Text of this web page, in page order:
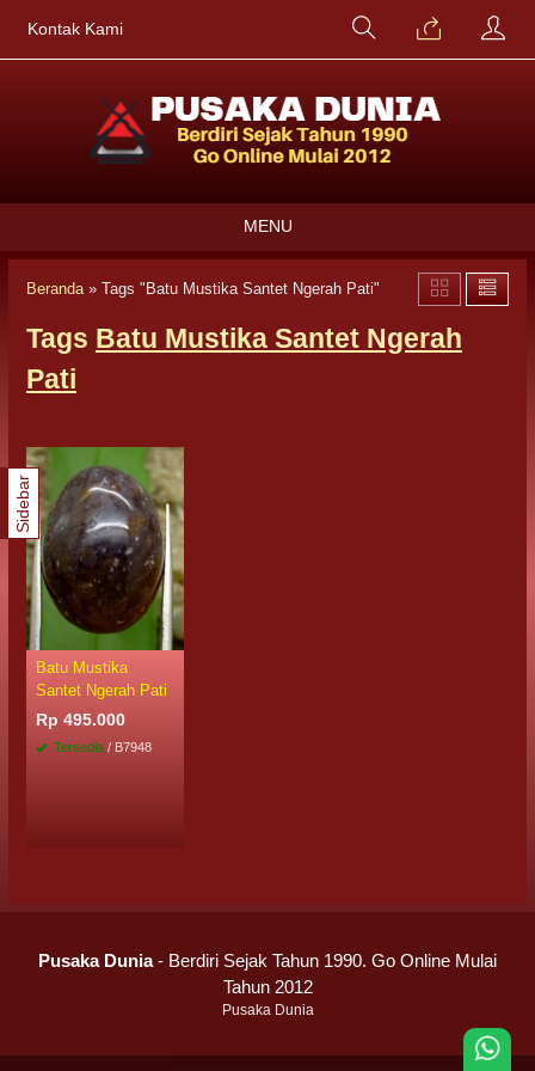
Kontak Kami
MENU
Beranda» Tags "Batu Mustika Santet Ngerah Pati"
Tags Batu Mustika Santet Ngerah
Pati
Batu Mustika
Santet Ngerah Pati
Rp 495.000
Tersedia / B7948
Sidebar
Pusaka Dunia- Berdiri Sejak Tahun 1990. Go Online Mulai
Tahun 2012
Pusaka Dunia